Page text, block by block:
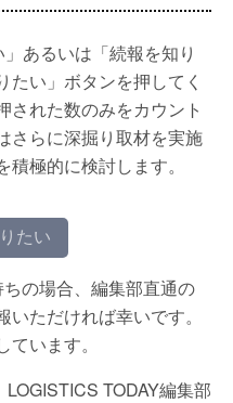
あるいは「続報を知り
たい」ボタンを押してく
された数のみをカウント
さらに深掘り取材を実施
極的に検討します。
たい
の場合、編集部直通の
ただければ幸いです。
います。
LOGISTICS TODAY編集部